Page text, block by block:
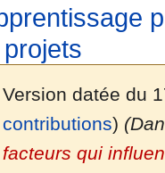
Version datée du
contributions)
facteurs qui